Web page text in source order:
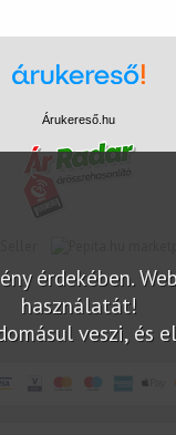
érdekében.
használatát!
veszi, és
Árukereső.hu